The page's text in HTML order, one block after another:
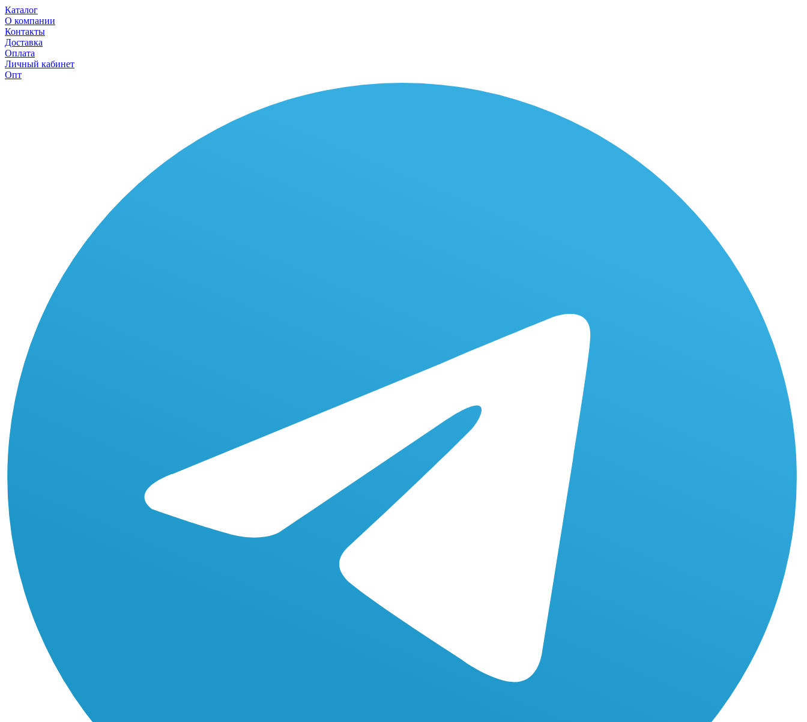
Каталог
О компании
Контакты
Доставка
Оплата
Личный кабинет
Опт